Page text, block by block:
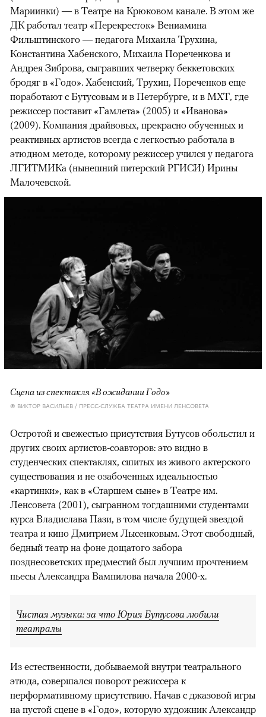
Мариинки) — в Театре на Крюковом канале. В этом же
ДК работал театр «Перекресток» Вениамина
Фильштинского — педагога Михаила Трухина,
Константина Хабенского, Михаила Пореченкова и
Андрея Зиброва, сыгравших четверку беккетовских
бродяг в «Годо». Хабенский, Трухин, Пореченков еще
поработают с Бутусовым и в Петербурге, и в МХТ, где
режиссер поставит «Гамлета» (2005) и «Иванова»
(2009). Компания драйвовых, прекрасно обученных и
реактивных артистов всегда с легкостью работала в
этюдном методе, которому режиссер учился у педагога
ЛГИТМИКа (нынешний питерский РГИСИ) Ирины
Малочевской.
Сцена из спектакля «В ожидании Годо»
© ВИКТОР ВАСИЛЬЕВ / ПРЕСС-СЛУЖБА ТЕАТРА ИМЕНИ ЛЕНСОВЕТА
Остротой и свежестью присутствия Бутусов обольстил и
других своих артистов-соавторов: это видно в
студенческих спектаклях, сшитых из живого актерского
существования и не озабоченных идеальностью
«картинки», как в «Старшем сыне» в Театре им.
Ленсовета (2001), сыгранном тогдашними студентами
курса Владислава Пази, в том числе будущей звездой
театра и кино Дмитрием Лысенковым. Этот свободный,
бедный театр на фоне дощатого забора
позднесоветских предместий был лучшим прочтением
пьесы Александра Вампилова начала 2000-х.
Чистая музыка: за что Юрия Бутусова любили
театралы
Из естественности, добываемой внутри театрального
этюда, совершался поворот режиссера к
перформативному присутствию. Начав с джазовой игры
на пустой сцене в «Годо», которую художник Александр